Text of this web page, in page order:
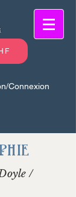
Connexion
/